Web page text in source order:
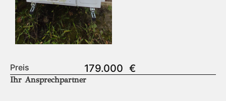
Preis 179.000 €
Ihr Ansprechpartner